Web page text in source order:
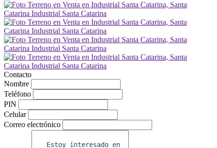
Contacto
Nombre
Teléfono
PIN
Celular
Correo electrónico